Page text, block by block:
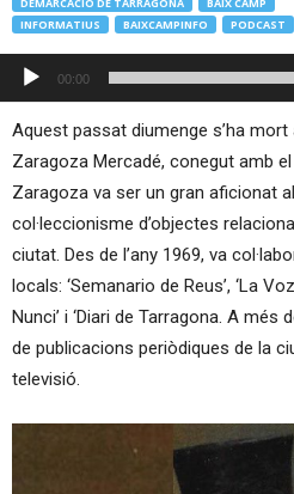
INFORMATIUS
BAIXCAMPINFO PODCAST
Reproductor
d'àudio
00:00
Aquest passat diumenge s’ha mort
Zaragoza Mercadé, conegut amb
Zaragoza va ser un gran aficionat
col·leccionisme d’objectes
ciutat. Des de l’any 1969, va
locals: ‘Semanario de Reus’, ‘La
Nunci’ i ‘Diari de Tarragona. A més
de publicacions periòdiques de la
televisió.